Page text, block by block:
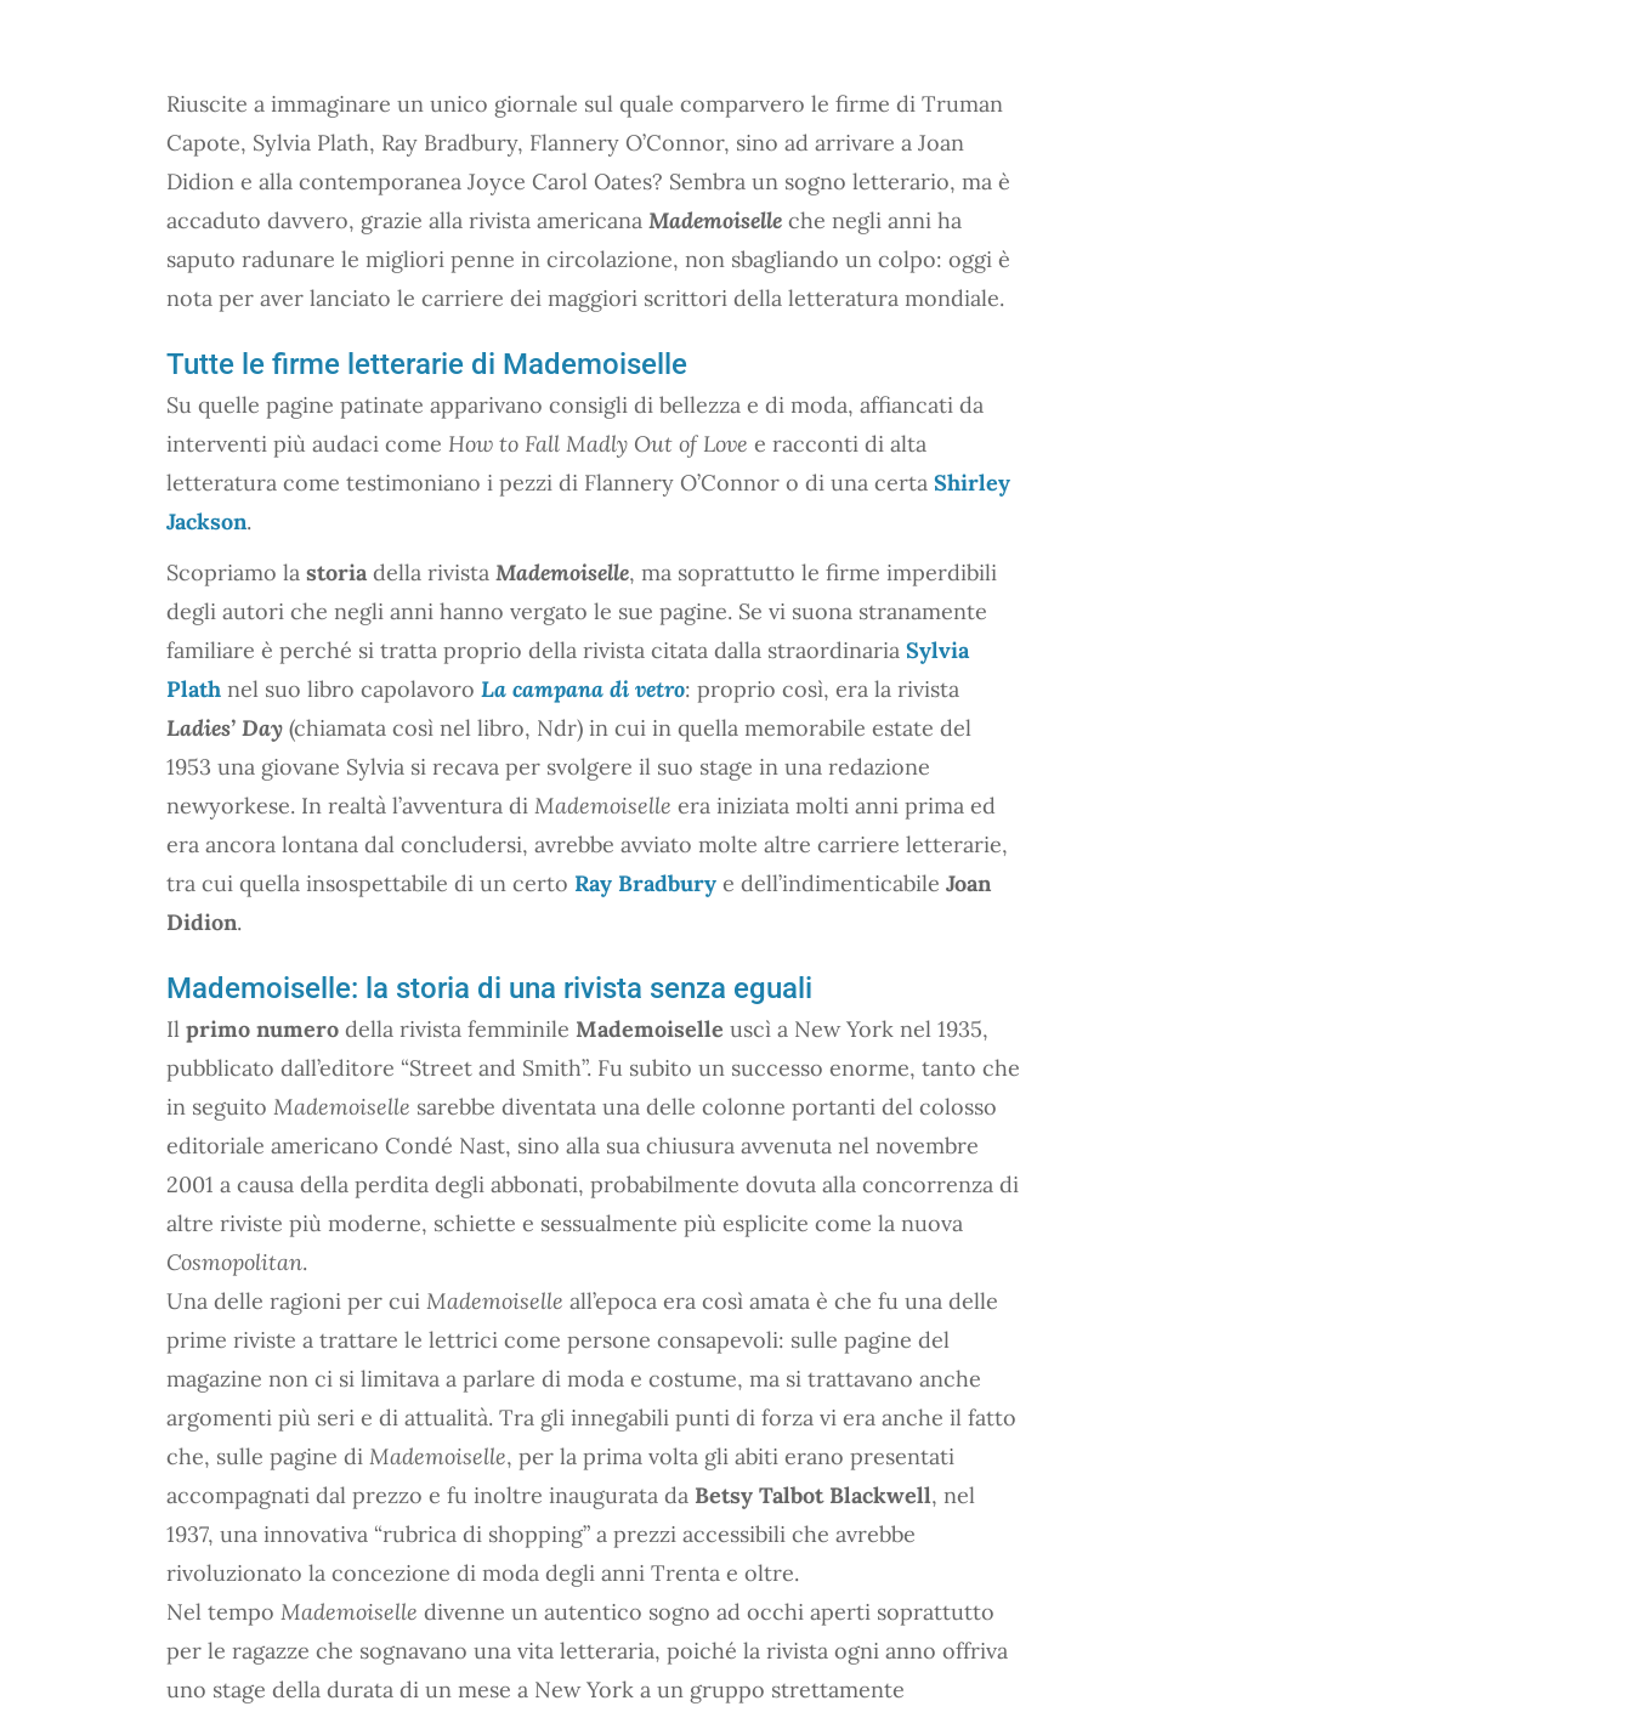
Riuscite a immaginare un unico giornale sul quale comparvero le firme di Truman
Capote, Sylvia Plath, Ray Bradbury, Flannery O’Connor, sino ad arrivare a Joan
Didion e alla contemporanea Joyce Carol Oates? Sembra un sogno letterario, ma è
accaduto davvero, grazie alla rivista americana Mademoiselle che negli anni ha
saputo radunare le migliori penne in circolazione, non sbagliando un colpo: oggi è
nota per aver lanciato le carriere dei maggiori scrittori della letteratura mondiale.
Tutte le firme letterarie di Mademoiselle
Su quelle pagine patinate apparivano consigli di bellezza e di moda, affiancati da
interventi più audaci come How to Fall Madly Out of Love e racconti di alta
letteratura come testimoniano i pezzi di Flannery O’Connor o di una certa Shirley
Jackson.
Scopriamo la storia della rivista Mademoiselle, ma soprattutto le firme imperdibili
degli autori che negli anni hanno vergato le sue pagine. Se vi suona stranamente
familiare è perché si tratta proprio della rivista citata dalla straordinaria Sylvia
Plath nel suo libro capolavoro La campana di vetro: proprio così, era la rivista
Ladies’ Day (chiamata così nel libro, Ndr) in cui in quella memorabile estate del
1953 una giovane Sylvia si recava per svolgere il suo stage in una redazione
newyorkese. In realtà l’avventura di Mademoiselle era iniziata molti anni prima ed
era ancora lontana dal concludersi, avrebbe avviato molte altre carriere letterarie,
tra cui quella insospettabile di un certo Ray Bradbury e dell’indimenticabile Joan
Didion.
Mademoiselle: la storia di una rivista senza eguali
Il primo numero della rivista femminile Mademoiselle uscì a New York nel 1935,
pubblicato dall’editore “Street and Smith”. Fu subito un successo enorme, tanto che
in seguito Mademoiselle sarebbe diventata una delle colonne portanti del colosso
editoriale americano Condé Nast, sino alla sua chiusura avvenuta nel novembre
2001 a causa della perdita degli abbonati, probabilmente dovuta alla concorrenza di
altre riviste più moderne, schiette e sessualmente più esplicite come la nuova
Cosmopolitan.
Una delle ragioni per cui Mademoiselle all’epoca era così amata è che fu una delle
prime riviste a trattare le lettrici come persone consapevoli: sulle pagine del
magazine non ci si limitava a parlare di moda e costume, ma si trattavano anche
argomenti più seri e di attualità. Tra gli innegabili punti di forza vi era anche il fatto
che, sulle pagine di Mademoiselle, per la prima volta gli abiti erano presentati
accompagnati dal prezzo e fu inoltre inaugurata da Betsy Talbot Blackwell, nel
1937, una innovativa “rubrica di shopping” a prezzi accessibili che avrebbe
rivoluzionato la concezione di moda degli anni Trenta e oltre.
Nel tempo Mademoiselle divenne un autentico sogno ad occhi aperti soprattutto
per le ragazze che sognavano una vita letteraria, poiché la rivista ogni anno offriva
uno stage della durata di un mese a New York a un gruppo strettamente